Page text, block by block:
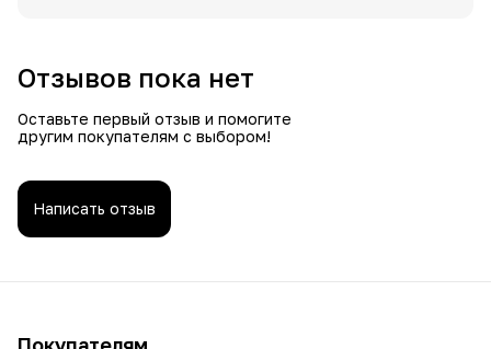
Отзывов пока нет
Оставьте первый отзыв и помогите
другим покупателям с выбором!
Написать отзыв